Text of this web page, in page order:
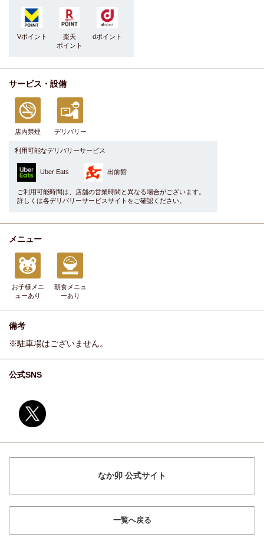
Vポイント
楽天
ポイント
dポイント
サービス・設備
店内禁煙 デリバリー
利用可能なデリバリーサービス
Uber Eats 出前館
ご利用可能時間は、店舗の営業時間と異なる場合がございます。
詳しくは各デリバリーサービスサイトをご確認ください。
メニュー
お子様メニ
ューあり
朝食メニュ
ーあり
備考
※駐車場はございません。
公式SNS
なか卯 公式サイト
一覧へ戻る